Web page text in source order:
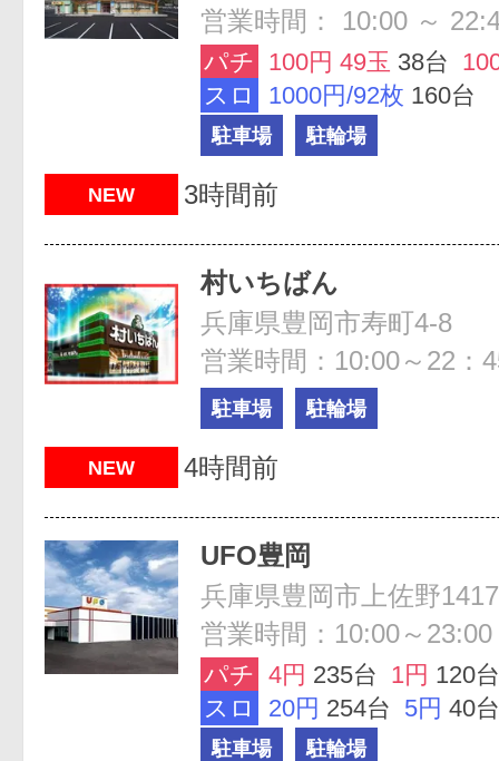
営業時間： 10:00 ～
パチ 100円 49玉 38台
スロ
1000円/92枚 160台
駐車場 駐輪場
NEW 3時間前
村いちばん
兵庫県豊岡市寿町4-8
営業時間：10:00～22：
駐車場 駐輪場
NEW 4時間前
UFO豊岡
兵庫県豊岡市上佐野1417
営業時間：10:00～23:00
パチ 4円 235台 1円 120台
スロ
20円 254台 5円 40台
駐車場 駐輪場